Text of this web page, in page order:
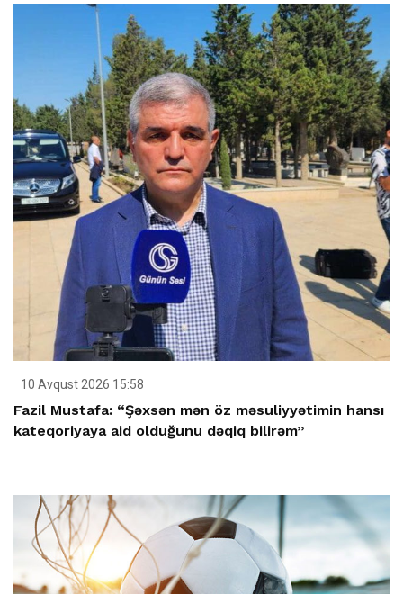
10 Avqust 2026 15:58
Fazil Mustafa: “Şəxsən mən öz məsuliyyətimin hansı
kateqoriyaya aid olduğunu dəqiq bilirəm”